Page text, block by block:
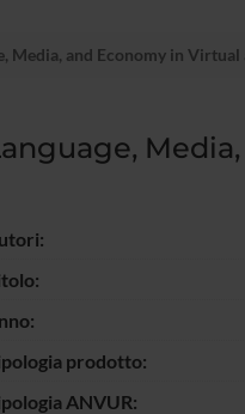
Media, and Economy in Virtual
prodotto:
ANVUR: